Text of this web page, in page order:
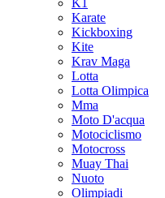
K1
Karate
Kickboxing
Kite
Krav Maga
Lotta
Lotta Olimpica
Mma
Moto D'acqua
Motociclismo
Motocross
Muay Thai
Nuoto
Olimpiadi